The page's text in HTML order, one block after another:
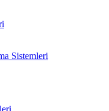
Sistemleri